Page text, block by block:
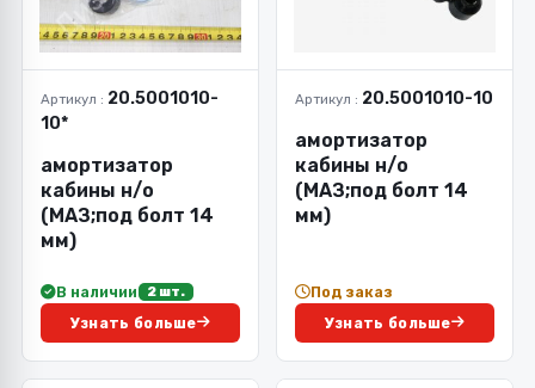
Артикул : 20.5001010-
10*
амортизатор
кабины н/о
(МАЗ;под болт 14
мм)
В наличии 2 шт.
Узнать больше
Артикул : 20.5001010-10
амортизатор
кабины н/о
(МАЗ;под болт 14
мм)
Под заказ
Узнать больше